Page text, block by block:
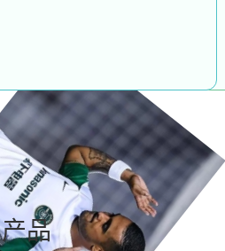
产品